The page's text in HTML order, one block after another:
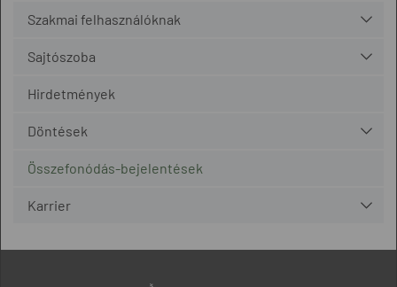
Szakmai felhasználóknak
Sajtószoba
Hirdetmények
Döntések
Összefonódás-bejelentések
Karrier